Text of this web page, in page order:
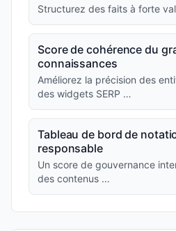
Structurez des faits à forte
Score de cohérence du
connaissances
Améliorez la précision des
des widgets SERP …
Tableau de bord de
responsable
Un score de gouvernance
des contenus …